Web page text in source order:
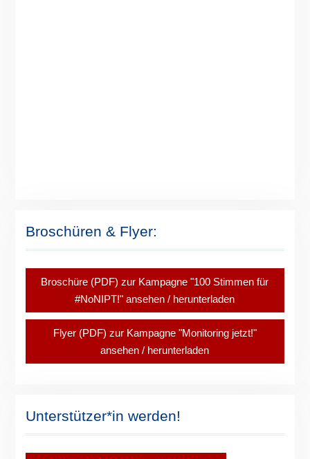
Broschüren & Flyer:
Broschüre (PDF) zur Kampagne "100 Stimmen für
#NoNIPT!" ansehen / herunterladen
Flyer (PDF) zur Kampagne "Monitoring jetzt!"
ansehen / herunterladen
Unterstützer*in werden!